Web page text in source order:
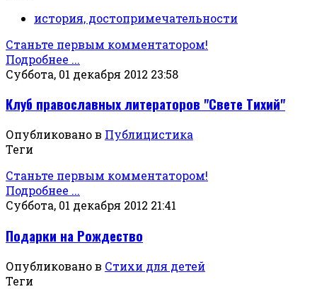
история, достопримечательности
Станьте первым комментатором!
Подробнее ...
Суббота, 01 декабря 2012 23:58
Клуб православных литераторов "Свете Тихий"
Опубликовано в Публицистика
Теги
Станьте первым комментатором!
Подробнее ...
Суббота, 01 декабря 2012 21:41
Подарки на Рождество
Опубликовано в Стихи для детей
Теги